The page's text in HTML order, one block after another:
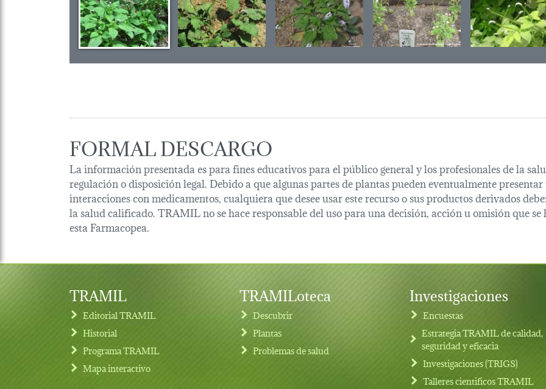
FORMAL DESCARGO
La información presentada es para fines educativos para el público general y los profesionales de la
regulación o disposición legal. Debido a que algunas partes de plantas pueden eventualmente
interacciones con medicamentos, cualquiera que desee usar este recurso o sus productos derivados
la salud calificado. TRAMIL no se hace responsable del uso para una decisión, acción u omisión que
esta Farmacopea.
Footer menu
TRAMIL
Editorial TRAMIL
Historial
Programa TRAMIL
Mapa interactivo
TRAMILoteca
Descubrir
Plantas
Problemas de salud
Investigaciones
Encuestas
Estrategia TRAMIL de calidad,
seguridad y eficacia
Investigaciones (TRIGS)
Talleres cientificos TRAMIL